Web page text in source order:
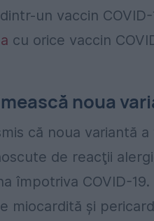
un vaccin
cu orice vaccin
noua
că noua variantă
de reacţii
împotriva COVID-
miocardită și